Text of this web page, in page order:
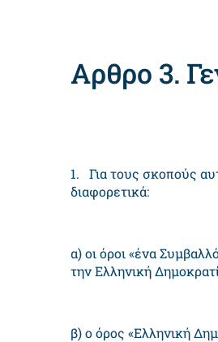
Αρθρο 3.
1. Για τους σκοπούς
διαφορετικά:
α) οι όροι «ένα
την Ελληνική
β) ο όρος «Ελληνική